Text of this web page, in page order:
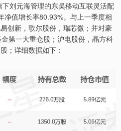
刘元海管理的东吴移动互联灵活配
净值增长率80.93%。与上一季度相
创新，歌尔股份，瑞芯微；并对豪
第一大重仓股；沪电股份，晶方科
；详细数据如下：